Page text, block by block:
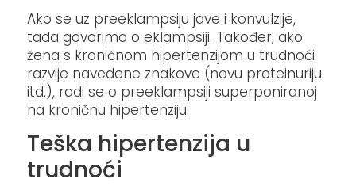
Ako se uz preeklampsiju jave i konvulzije,
tada govorimo o eklampsiji. Također, ako
žena s kroničnom hipertenzijom u trudnoći
razvije navedene znakove (novu proteinuriju
itd.), radi se o preeklampsiji superponiranoj
na kroničnu hipertenziju.
Teška hipertenzija u
trudnoći